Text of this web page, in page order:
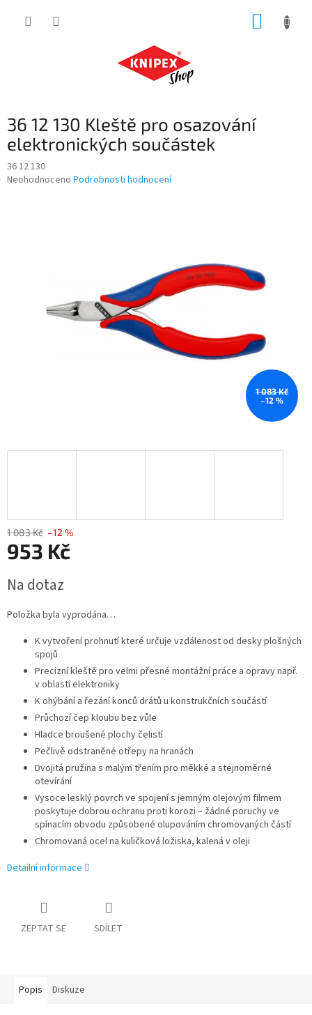
36 12 130 Kleště pro osazování
elektronických součástek
36 12 130
Průměrné
Neohodnoceno Podrobnosti hodnocení
1 083 Kč
–12 %
1 083 Kč –12 %
953 Kč
cena:
Na dotaz
Položka byla vyprodána…
K vytvoření prohnutí které určuje vzdálenost od desky plošných
spojů
Precizní kleště pro velmi přesné montážní práce a opravy např.
v oblasti elektroniky
K ohýbání a řezání konců drátů u konstrukčních součástí
Průchozí čep kloubu bez vůle
Hladce broušené plochy čelistí
Pečlivě odstraněné otřepy na hranách
Dvojitá pružina s malým třením pro měkké a stejnoměrné
otevírání
Vysoce lesklý povrch ve spojení s jemným olejovým filmem
poskytuje dobrou ochranu proti korozi – žádné poruchy ve
spínacím obvodu způsobené olupováním chromovaných částí
Chromovaná ocel na kuličková ložiska, kalená v oleji
Detailní informace
ZEPTAT SE SDÍLET
Popis Diskuze